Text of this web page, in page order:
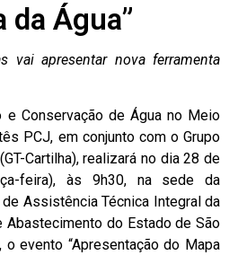
da Água”
vai apresentar nova ferramenta
e Conservação de Água no Meio
PCJ, em conjunto com o Grupo
Cartilha), realizará no dia 28 de
feira), às 9h30, na sede da
Assistência Técnica Integral da
Abastecimento do Estado de São
o evento “Apresentação do Mapa